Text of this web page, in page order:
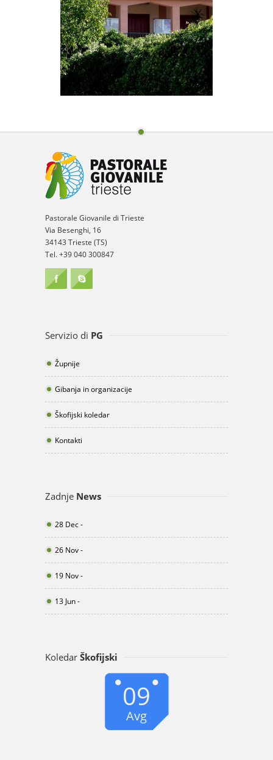
Pastorale Giovanile di Trieste
Via Besenghi, 16
34143 Trieste (TS)
Tel. +39 040 300847
Servizio di PG
Župnije
Gibanja in organizacije
Škofijski koledar
Kontakti
Zadnje News
28 Dec -
26 Nov -
19 Nov -
13 Jun -
Koledar Škofijski
09
Avg